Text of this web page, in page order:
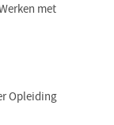
met
Opleiding